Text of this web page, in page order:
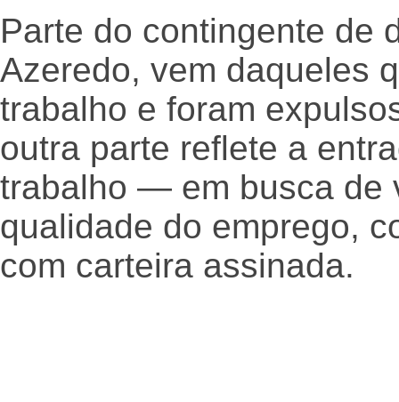
Parte do contingente de
Azeredo, vem daqueles
trabalho e foram
outra parte reflete a
trabalho — em busca
qualidade do emprego,
com carteira assinada.